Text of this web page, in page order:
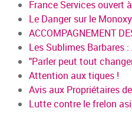
France Services ouvert
Le Danger sur le
ACCOMPAGNEMENT
Les Sublimes Barbares
"Parler peut tout
Attention aux tiques !
Avis aux Propriétaires
Lutte contre le frelon